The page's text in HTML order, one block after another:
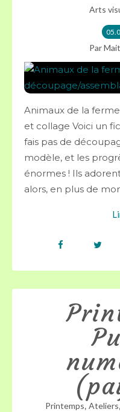
Arts
Par
Animaux de la
et collage Voici un
fais pas de
modèle, et les
énormes ! Ils
alors, en plus de
Printemps, Ateliers,